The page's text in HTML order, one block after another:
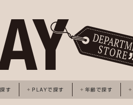
す PLAYで探す 年齢で探す